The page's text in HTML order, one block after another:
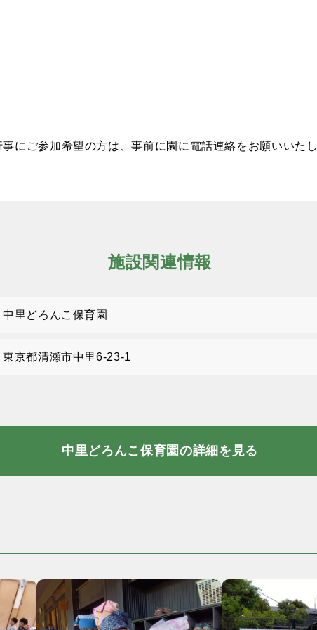
にご参加希望の方は、事前に園に電話連絡をお願いいた
施設関連情報
中里どろんこ保育園
東京都清瀬市中里6-23-1
中里どろんこ保育園の詳細を見る